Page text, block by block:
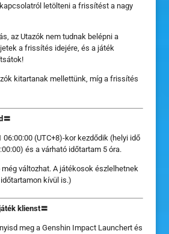
letölteni a frissítést a nagy
az Utazók nem tudnak belépni a
a frissítés idejére, és a játék
kitartanak mellettünk, míg a frissítés
〓
(UTC+8)-kor kezdődik (helyi idő
és a várható időtartam 5 óra.
változhat. A játékosok észlelhetnek
kívül is.)
klienst〓
meg a Genshin Impact Launchert és